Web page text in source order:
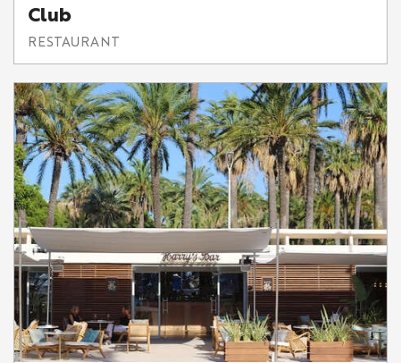
Club
RESTAURANT